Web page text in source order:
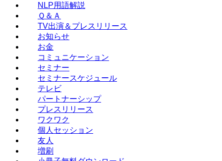
NLP用語解説
Ｑ＆Ａ
TV出演＆プレスリリース
お知らせ
お金
コミュニケーション
セミナー
セミナースケジュール
テレビ
パートナーシップ
プレスリリース
ワクワク
個人セッション
友人
増刷